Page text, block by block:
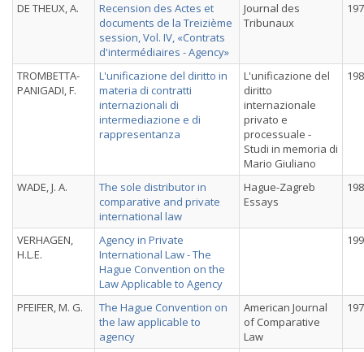
DE THEUX, A.
Recension des Actes et
documents de la Treizième
session, Vol. IV, «Contrats
d'intermédiaires - Agency»
Journal des
Tribunaux
TROMBETTA-
PANIGADI, F.
L'unificazione del diritto in
materia di contratti
internazionali di
intermediazione e di
rappresentanza
L'unificazione del
diritto
internazionale
privato e
processuale -
Studi in memoria di
Mario Giuliano
WADE, J. A.
The sole distributor in
comparative and private
international law
Hague-Zagreb
Essays
VERHAGEN,
H.L.E.
Agency in Private
International Law - The
Hague Convention on the
Law Applicable to Agency
PFEIFER, M. G.
The Hague Convention on
the law applicable to
agency
American Journal
of Comparative
Law